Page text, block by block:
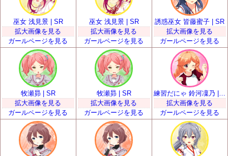
巫女 浅見景 | SR
拡大画像を見る
ガールページを見る
巫女 浅見景 | SR
拡大画像を見る
ガールページを見る
誘惑巫女 皆藤蜜子 | SR
拡大画像を見る
ガールページを見る
牧瀬昴 | SR
拡大画像を見る
ガールページを見る
牧瀬昴 | SR
拡大画像を見る
ガールページを見る
練習だにゃ 鈴河凜乃 | SR
拡大画像を見る
ガールページを見る